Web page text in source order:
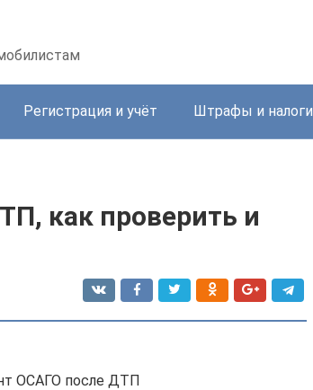
Регистрация и учёт Штрафы и налоги
как проверить и
ОСАГО после ДТП